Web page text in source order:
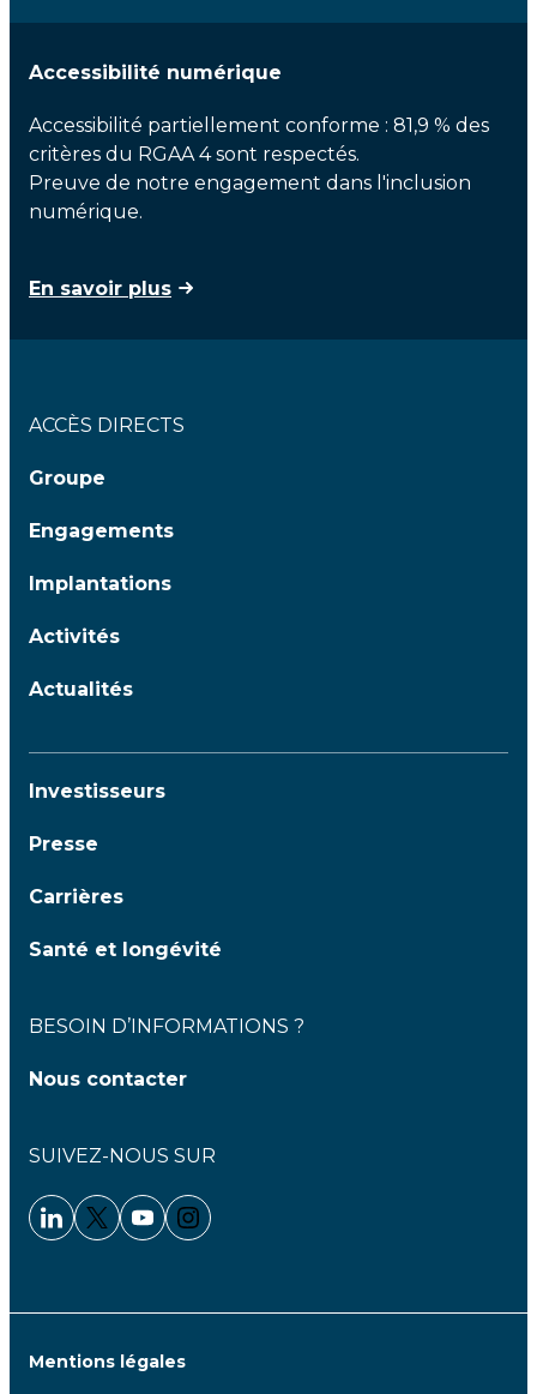
Accessibilité numérique
Accessibilité partiellement conforme : 81,9 % des
critères du RGAA 4 sont respectés.
Preuve de notre engagement dans l'inclusion
numérique.
En savoir plus
ACCÈS DIRECTS
Groupe
Engagements
Implantations
Activités
Actualités
Investisseurs
Presse
Carrières
Santé et longévité
BESOIN D’INFORMATIONS ?
Nous contacter
SUIVEZ-NOUS SUR
Linkedin - Clariane
Twitter - Clariane
Youtube - Clariane
Instagram - Clariane
Mentions légales